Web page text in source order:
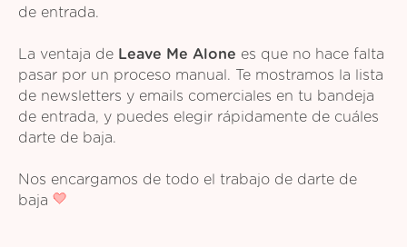
de entrada.
La ventaja de Leave Me Alone es que no hace falta
pasar por un proceso manual. Te mostramos la lista
de newsletters y emails comerciales en tu bandeja
de entrada, y puedes elegir rápidamente de cuáles
darte de baja.
Nos encargamos de todo el trabajo de darte de
baja